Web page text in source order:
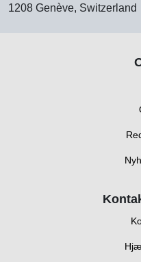
1208 Genève, Switzerland